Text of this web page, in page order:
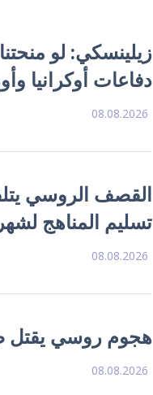
زيلينسكي: لو
دفاعات أوكرانيا
08.08.2026
تسليم المناهج
08.08.2026
هجوم روسي يقتل
08.08.2026